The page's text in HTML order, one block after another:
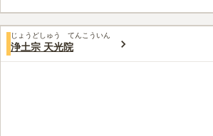
四季折々の風情を楽しむことができます。
口コミ評価
この霊園はまだ誰からも評価されていません。
じょうどしゅう てんこういん
浄土宗 天光院